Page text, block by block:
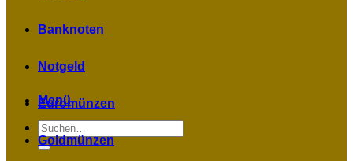
Menü
Suchen
nach:
Banknoten
Notgeld
Euromünzen
Goldmünzen